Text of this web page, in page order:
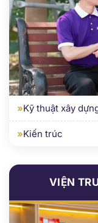
»Kỹ thuật xây dựng
»Kiến trúc